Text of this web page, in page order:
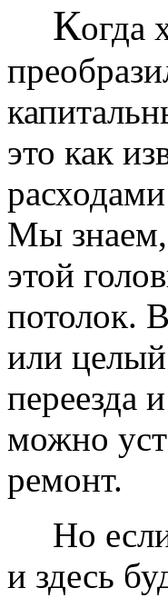
Когда
это как
Мы знаем,
этой
потолок.
или
переезда
можно
ремонт.
Но если
и здесь